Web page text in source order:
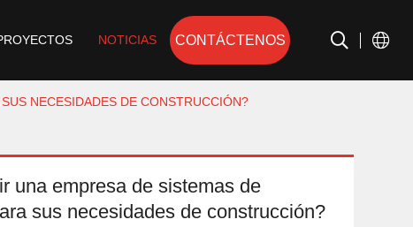
NOTICIAS CONTÁCTENOS
NECESIDADES DE CONSTRUCCIÓN?
una empresa de sistemas de
sus necesidades de construcción?